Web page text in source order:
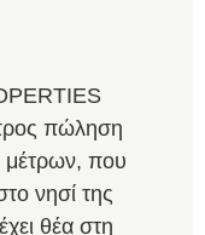
πώληση
μέτρων, που
νησί της
θέα στη